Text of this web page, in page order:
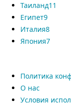
Таиланд11
Египет9
Италия8
Япония7
Политика
О нас
Условия